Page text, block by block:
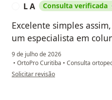
L A Consulta verificada
Excelente simples
um especialista em
9 de julho de 2026
• OrtoPro Curitiba • Consulta
na opinião do utilizador L A
Solicitar revisão